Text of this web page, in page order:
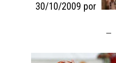
30/10/2009 por